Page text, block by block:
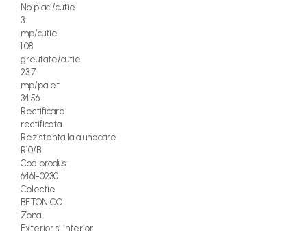
No placi/cutie
3
mp/cutie
1.08
greutate/cutie
23.7
mp/palet
34.56
Rectificare
rectificata
Rezistenta la alunecare
R10/B
Cod produs:
6461-0230
Colectie
BETONICO
Zona
Exterior si interior